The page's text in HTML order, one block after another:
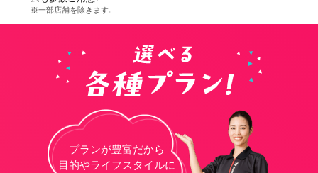
※一部店舗を除きます。
プランが豊富だから
目的やライフスタイルに